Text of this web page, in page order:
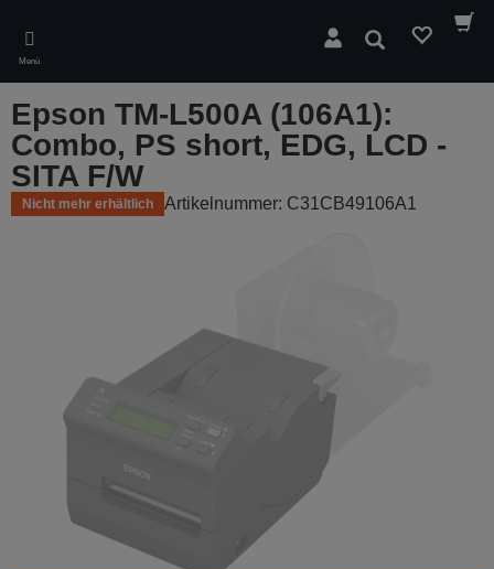
main
content
Menü
Suchen
Epson TM-L500A (106A1):
Combo, PS short, EDG, LCD -
SITA F/W
Nicht mehr erhältlich Artikelnummer: C31CB49106A1